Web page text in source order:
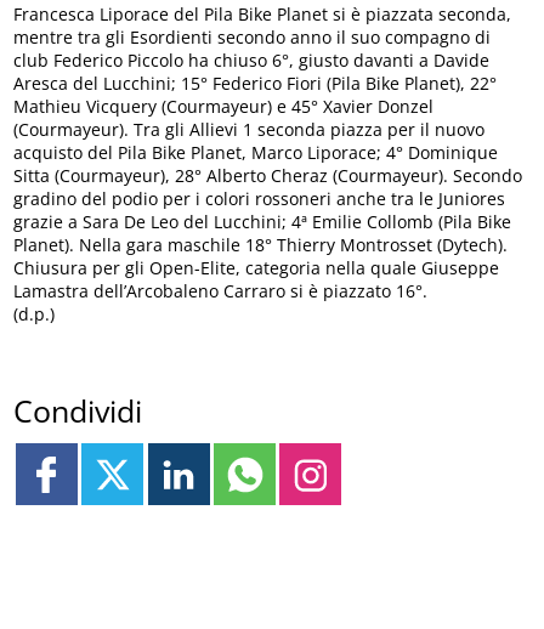
Francesca Liporace del Pila Bike Planet si è piazzata seconda,
mentre tra gli Esordienti secondo anno il suo compagno di
club Federico Piccolo ha chiuso 6°, giusto davanti a Davide
Aresca del Lucchini; 15° Federico Fiori (Pila Bike Planet), 22°
Mathieu Vicquery (Courmayeur) e 45° Xavier Donzel
(Courmayeur). Tra gli Allievi 1 seconda piazza per il nuovo
acquisto del Pila Bike Planet, Marco Liporace; 4° Dominique
Sitta (Courmayeur), 28° Alberto Cheraz (Courmayeur). Secondo
gradino del podio per i colori rossoneri anche tra le Juniores
grazie a Sara De Leo del Lucchini; 4ª Emilie Collomb (Pila Bike
Planet). Nella gara maschile 18° Thierry Montrosset (Dytech).
Chiusura per gli Open-Elite, categoria nella quale Giuseppe
Lamastra dell’Arcobaleno Carraro si è piazzato 16°.
(d.p.)
Condividi